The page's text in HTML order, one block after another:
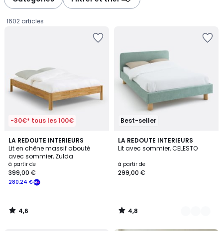
1602 articles
-30€* tous les 100€
LA REDOUTE INTERIEURS
Lit en chêne massif abouté
avec sommier, Zulda
Prix
à
partir
399,00
€
à partir de
280,24 €
399,00 €
4,6
/ 5
4,6
/
Best-seller
LA REDOUTE INTERIEURS
Lit avec sommier, CELESTO
à partir de
299,00 €
4,8
/ 5
3
Couleurs
4,8
/